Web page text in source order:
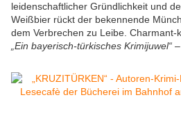
leidenschaftlicher Gründlichkeit und
Weißbier rückt der bekennende
dem Verbrechen zu Leibe. Charmant-
„Ein bayerisch-türkisches Krimijuwel“